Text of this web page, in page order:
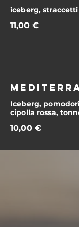
iceberg,
11,00 €
Iceberg,
cipolla rossa,
10,00 €